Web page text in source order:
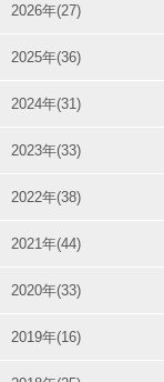
2026年(27)
2025年(36)
2024年(31)
2023年(33)
2022年(38)
2021年(44)
2020年(33)
2019年(16)